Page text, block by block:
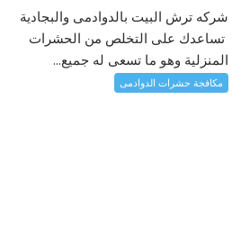
شركه ترش البيت بالدوادمى والبجادية
تساعدك على التخلص من الحشرات
المنزلية وهو ما تسعى له جميع...
مكافجة حشرات الدوادمى